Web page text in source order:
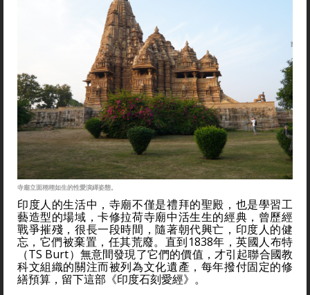
寺廟立面栩栩如生的性愛演繹姿態。
印度人的生活中，寺廟不僅是禮拜的聖殿，也是學習工
藝造型的場域，卡修拉荷寺廟中活生生的經典，曾歷經
戰爭摧殘，很長一段時間，隨著朝代興亡，印度人的健
忘，它們被棄置，任其荒廢。直到1838年，英國人布特
（TS Burt）無意間發現了它們的價值，才引起聯合國教
科文組織的關注而被列為文化遺產，每年撥付固定的修
繕預算，留下這部《印度石刻愛經》。